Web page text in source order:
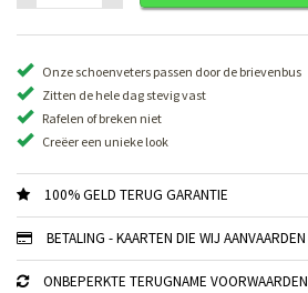
Onze schoenveters passen door de brievenbus
Zitten de hele dag stevig vast
Rafelen of breken niet
Creëer een unieke look
100% GELD TERUG GARANTIE
BETALING - KAARTEN DIE WIJ AANVAARDEN
ONBEPERKTE TERUGNAME VOORWAARDEN